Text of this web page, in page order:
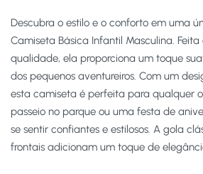
Descubra o estilo e o conforto em uma
Camiseta Básica Infantil Masculina.
qualidade, ela proporciona um toque
dos pequenos aventureiros. Com um
esta camiseta é perfeita para qualquer
passeio no parque ou uma festa de
se sentir confiantes e estilosos. A gola
frontais adicionam um toque de